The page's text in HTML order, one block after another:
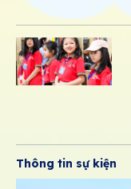
Thông tin sự kiện